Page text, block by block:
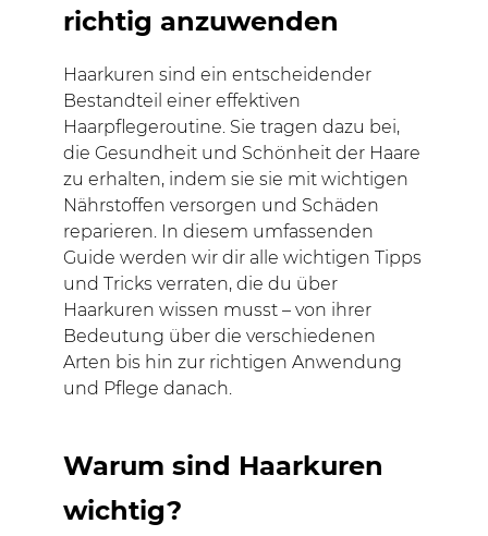
richtig anzuwenden
Haarkuren sind ein entscheidender
Bestandteil einer effektiven
Haarpflegeroutine. Sie tragen dazu bei,
die Gesundheit und Schönheit der Haare
zu erhalten, indem sie sie mit wichtigen
Nährstoffen versorgen und Schäden
reparieren. In diesem umfassenden
Guide werden wir dir alle wichtigen Tipps
und Tricks verraten, die du über
Haarkuren wissen musst – von ihrer
Bedeutung über die verschiedenen
Arten bis hin zur richtigen Anwendung
und Pflege danach.
Warum sind Haarkuren
wichtig?